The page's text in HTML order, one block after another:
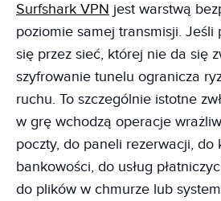
Surfshark VPN jest warstwą
poziomie samej transmisji. Jeśli
się przez sieć, której nie da się
szyfrowanie tunelu ogranicza
ruchu. To szczególnie istotne
w grę wchodzą operacje
poczty, do paneli rezerwacji, do
bankowości, do usług
do plików w chmurze lub